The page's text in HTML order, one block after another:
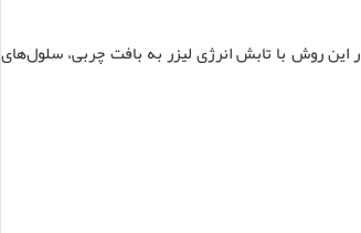
این روش با تابش انرژی لیزر به بافت چربی، سلول‌های